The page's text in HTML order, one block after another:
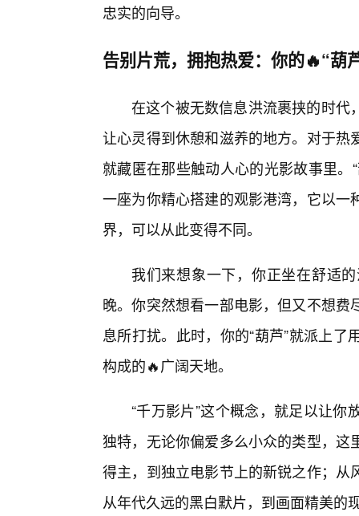
忠实的向导。
告别片荒，拥抱热爱：你的🔥“葫
在这个被无数信息洪流裹挟的时代
让心灵得到休憩和滋养的地方。对于
就藏匿在那些触动人心的光影故事里
一座为你精心搭建的观影港湾，它以
界，可以从此变得不同。
我们来想象一下，你正坐在舒适
晚。你突然想看一部电影，但又不想
息所打扰。此时，你的“葫芦”就派上
构成的🔥广阔天地。
“千万影片”这个概念，就足以让
独特，无论你偏爱多么小众的类型，
得主，到独立电影节上的新锐之作；
从年代久远的黑白默片，到画面精美的